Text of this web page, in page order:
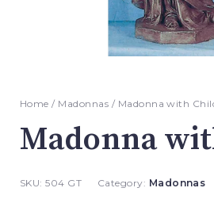
Home / Madonnas / Madonna with
Madonna
SKU:504 GT Category: Madonnas